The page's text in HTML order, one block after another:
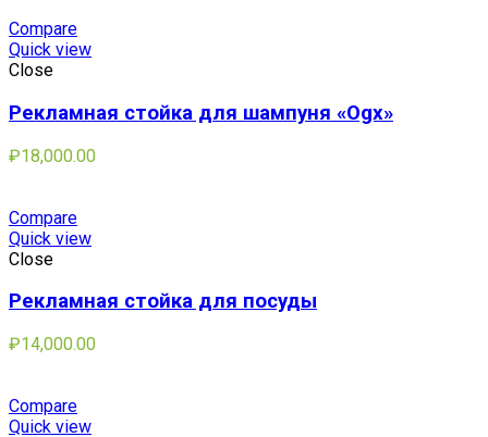
Compare
Quick view
Close
Рекламная стойка для шампуня «Ogx»
₽18,000.00
Compare
Quick view
Close
Рекламная стойка для посуды
₽14,000.00
Compare
Quick view